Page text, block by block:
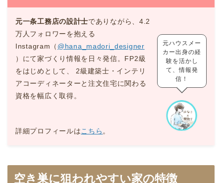
元一条工務店の設計士でありながら、4.2
万人フォロワーを抱える
Instagram（ @hana_madori_designer
）にて家づくり情報を日々発信。FP2級
をはじめとして、 2級建築士・インテリ
アコーディネーターと注文住宅に関わる
資格を幅広く取得。
詳細プロフィールはこちら。
元ハウスメー
カー出身の経
験を活かし
て、情報発
信！
空き巣に狙われやすい家の特徴